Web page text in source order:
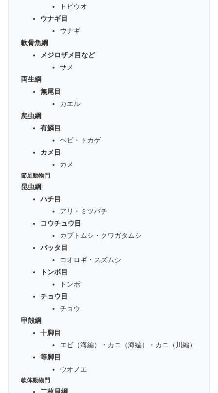
トビウオ
ウナギ目
ウナギ
軟骨魚綱
メジロザメ目など
サメ
両生綱
無尾目
カエル
爬虫綱
有鱗目
ヘビ・トカゲ
カメ目
カメ
節足動物門
昆虫綱
ハチ目
アリ・ミツバチ
コウチュウ目
カブトムシ・クワガタムシ
バッタ目
コオロギ・スズムシ
トンボ目
トンボ
チョウ目
チョウ
甲殻綱
十脚目
エビ（海編）・カニ（海編）・カニ（川編）
等脚目
ウオノエ
軟体動物門